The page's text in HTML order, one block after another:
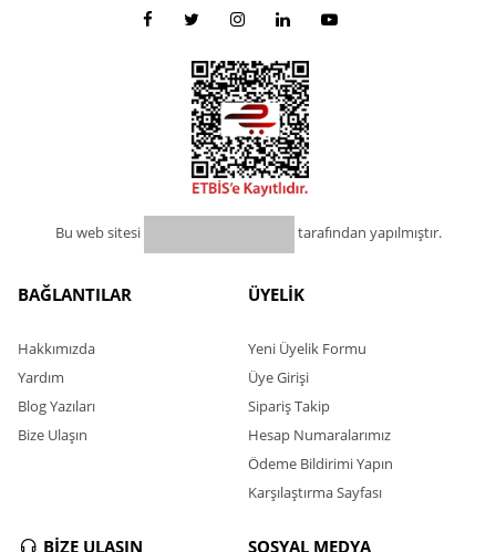
Bu web sitesi tarafından yapılmıştır.
BAĞLANTILAR
Hakkımızda
Yardım
Blog Yazıları
Bize Ulaşın
ÜYELİK
Yeni Üyelik Formu
Üye Girişi
Sipariş Takip
Hesap Numaralarımız
Ödeme Bildirimi Yapın
Karşılaştırma Sayfası
BİZE ULAŞIN SOSYAL MEDYA